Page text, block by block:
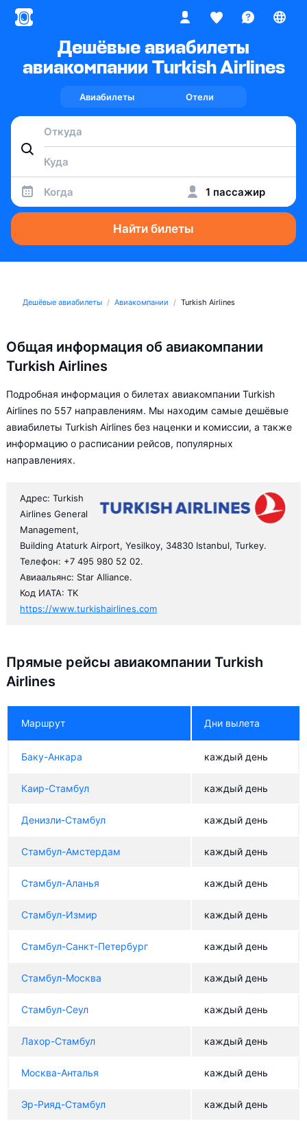
Дешёвые авиабилеты
авиакомпании Turkish Airlines
Авиабилеты Отели
Когда 1 пассажир
Найти билеты
Дешёвые авиабилеты Авиакомпании Turkish Airlines
Общая информация об авиакомпании
Turkish Airlines
Подробная информация о билетах авиакомпании Turkish
Airlines по 557 направлениям. Мы находим самые дешёвые
авиабилеты Turkish Airlines без наценки и комиссии, а также
информацию о расписании рейсов, популярных
направлениях.
Адрес: Turkish
Airlines General
Management,
Building Ataturk Airport, Yesilkoy, 34830 Istanbul, Turkey.
Телефон: +7 495 980 52 02.
Авиаальянс: Star Alliance.
Код ИАТА: TK
https://www.turkishairlines.com
Прямые рейсы авиакомпании Turkish
Airlines
Маршрут Дни вылета
Баку-Анкара каждый день
Каир-Стамбул каждый день
Денизли-Стамбул каждый день
Стамбул-Амстердам каждый день
Стамбул-Аланья каждый день
Стамбул-Измир каждый день
Стамбул-Санкт-Петербург каждый день
Стамбул-Москва каждый день
Стамбул-Сеул каждый день
Лахор-Стамбул каждый день
Москва-Анталья каждый день
Эр-Рияд-Стамбул каждый день